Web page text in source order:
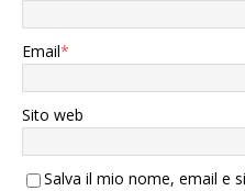
Email*
Sito web
Salva il mio nome, email e